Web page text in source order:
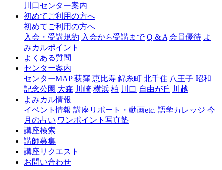
ャ
口
川口センター案内
初めてご利用の方へ
初めてご利用の方へ
入会・受講規約 入会から受講まで Q & A 会員優待 よ
みカルポイント
よくある質問
センター案内
センターMAP 荻窪 恵比寿 錦糸町 北千住 八王子 昭和
記念公園 大森 川崎 横浜 柏 川口 自由が丘 川越
よみカル情報
イベント情報 講座リポート・動画etc. 語学カレッジ 今
月の占い ワンポイント写真塾
講座検索
講師募集
講座リクエスト
お問い合わせ